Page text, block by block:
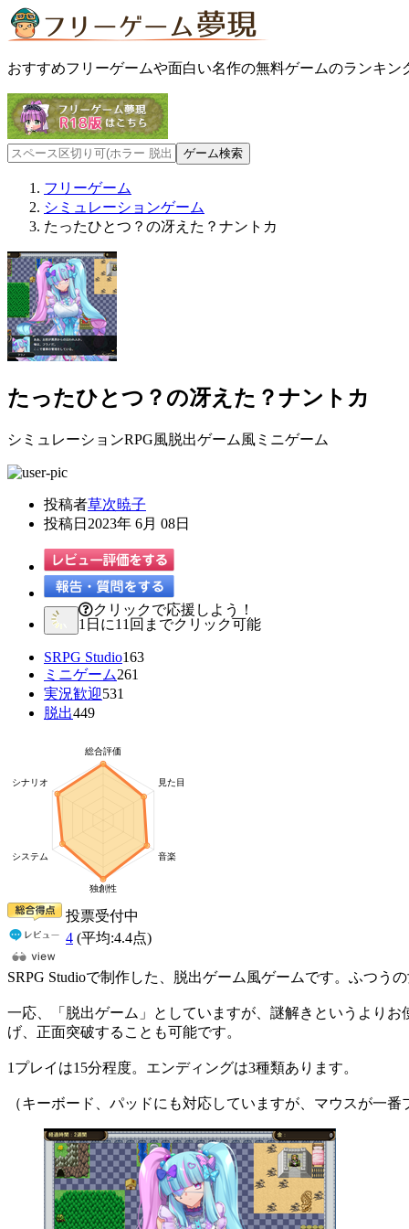
おすすめフリーゲームや面白い名作の無料ゲームのランキン
フリーゲーム
シミュレーションゲーム
たったひとつ？の冴えた？ナントカ
たったひとつ？の冴えた？ナントカ
シミュレーションRPG風脱出ゲーム風ミニゲーム
投稿者草次暁子
投稿日 2023年 6月 08日
クリックで応援しよう！
1日に11回までクリック可能
SRPG Studio163
ミニゲーム261
実況歓迎531
脱出449
投票受付中
4 (平均:4.4点)
SRPG Studioで制作した、脱出ゲーム風ゲームです。ふつ
一応、「脱出ゲーム」としていますが、謎解きというより
げ、正面突破することも可能です。
1プレイは15分程度。エンディングは3種類あります。
（キーボード、パッドにも対応していますが、マウスが一